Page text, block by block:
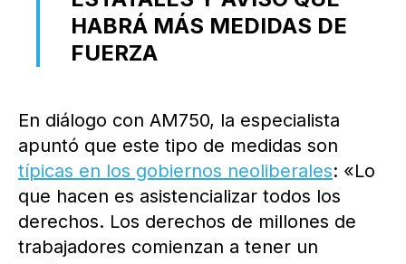
HABRÁ MÁS MEDIDAS DE
FUERZA
En diálogo con AM750, la especialista
apuntó que este tipo de medidas son
típicas en los gobiernos neoliberales: «Lo
que hacen es asistencializar todos los
derechos. Los derechos de millones de
trabajadores comienzan a tener un